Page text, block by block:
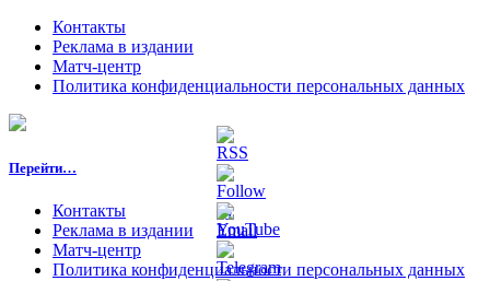
Контакты
Реклама в издании
Матч-центр
Политика конфиденциальности персональных данных
Перейти…
Контакты
Реклама в издании
Матч-центр
Политика конфиденциальности персональных данных